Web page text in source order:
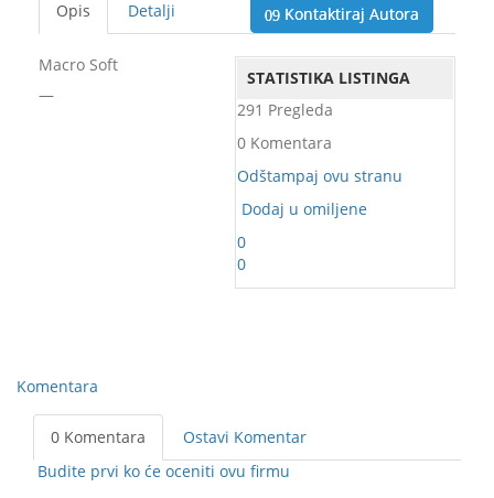
Kontaktiraj Autora
Opis Detalji
STATISTIKA LISTINGA
291 Pregleda
0 Komentara
Odštampaj ovu stranu
Dodaj u omiljene
0
0
Macro Soft
—
Komentara
0 Komentara
Ostavi Komentar
Budite prvi ko će oceniti ovu firmu